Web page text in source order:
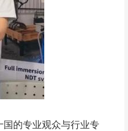
的专业观众与行业专